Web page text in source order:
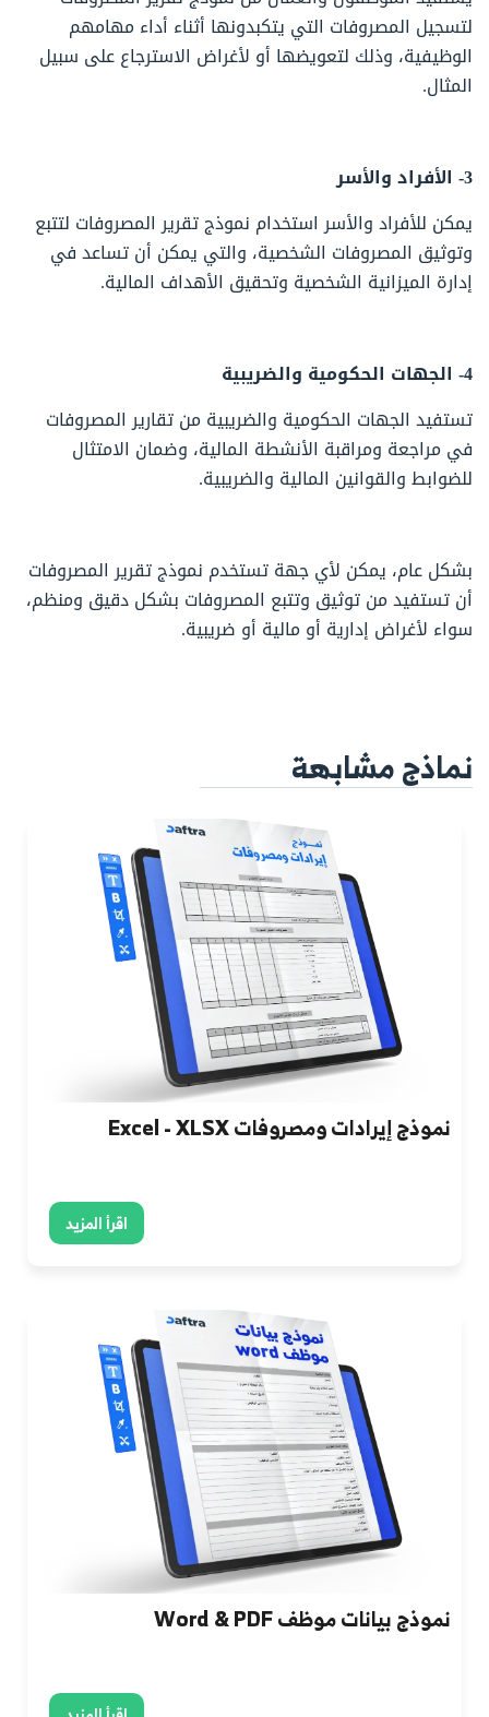
لتسجيل المصروفات التي يتكبدونها أثناء أداء مهامهم
الوظيفية، وذلك لتعويضها أو لأغراض الاسترجاع على سبيل
المثال.
3- الأفراد والأسر
يمكن للأفراد والأسر استخدام نموذج تقرير المصروفات لتتبع
وتوثيق المصروفات الشخصية، والتي يمكن أن تساعد في
إدارة الميزانية الشخصية وتحقيق الأهداف المالية.
4- الجهات الحكومية والضريبية
تستفيد الجهات الحكومية والضريبية من تقارير المصروفات
في مراجعة ومراقبة الأنشطة المالية، وضمان الامتثال
للضوابط والقوانين المالية والضريبية.
بشكل عام، يمكن لأي جهة تستخدم نموذج تقرير المصروفات
أن تستفيد من توثيق وتتبع المصروفات بشكل دقيق ومنظم،
سواء لأغراض إدارية أو مالية أو ضريبية.
نماذج مشابهة
نموذج إيرادات ومصروفات Excel - XLSX
اقرأ المزيد
نموذج بيانات موظف Word & PDF